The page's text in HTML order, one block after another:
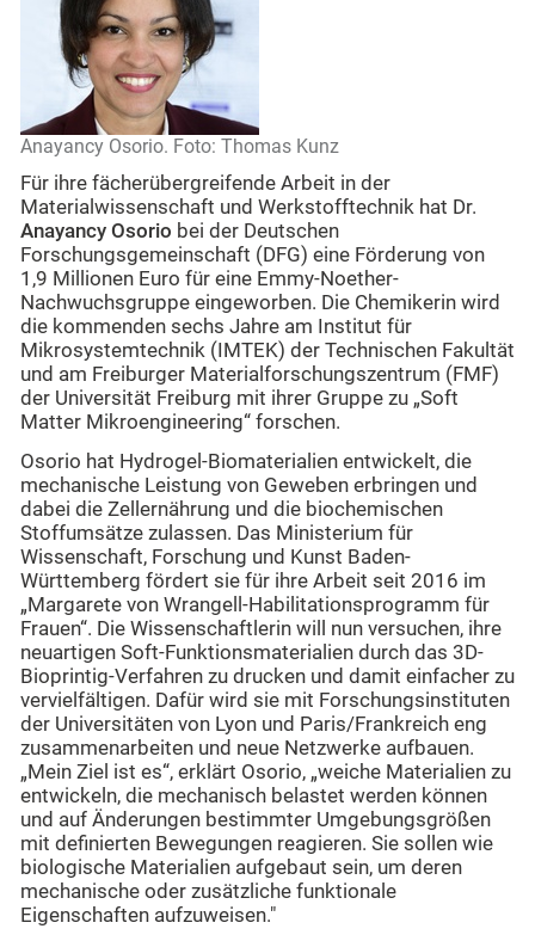
Anayancy Osorio. Foto: Thomas Kunz
Für ihre fächerübergreifende Arbeit in der
Materialwissenschaft und Werkstofftechnik hat Dr.
Anayancy Osorio bei der Deutschen
Forschungsgemeinschaft (DFG) eine Förderung von
1,9 Millionen Euro für eine Emmy-Noether-
Nachwuchsgruppe eingeworben. Die Chemikerin wird
die kommenden sechs Jahre am Institut für
Mikrosystemtechnik (IMTEK) der Technischen Fakultät
und am Freiburger Materialforschungszentrum (FMF)
der Universität Freiburg mit ihrer Gruppe zu „Soft
Matter Mikroengineering“ forschen.
Osorio hat Hydrogel-Biomaterialien entwickelt, die
mechanische Leistung von Geweben erbringen und
dabei die Zellernährung und die biochemischen
Stoffumsätze zulassen. Das Ministerium für
Wissenschaft, Forschung und Kunst Baden-
Württemberg fördert sie für ihre Arbeit seit 2016 im
„Margarete von Wrangell-Habilitationsprogramm für
Frauen“. Die Wissenschaftlerin will nun versuchen, ihre
neuartigen Soft-Funktionsmaterialien durch das 3D-
Bioprintig-Verfahren zu drucken und damit einfacher zu
vervielfältigen. Dafür wird sie mit Forschungsinstituten
der Universitäten von Lyon und Paris/Frankreich eng
zusammenarbeiten und neue Netzwerke aufbauen.
„Mein Ziel ist es“, erklärt Osorio, „weiche Materialien zu
entwickeln, die mechanisch belastet werden können
und auf Änderungen bestimmter Umgebungsgrößen
mit definierten Bewegungen reagieren. Sie sollen wie
biologische Materialien aufgebaut sein, um deren
mechanische oder zusätzliche funktionale
Eigenschaften aufzuweisen."